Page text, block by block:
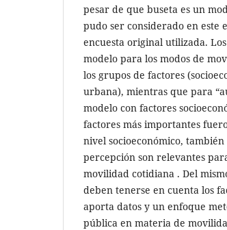
pesar de que buseta es un
pudo ser considerado en este
encuesta original utilizada.
modelo para los modos de
los grupos de factores
urbana), mientras que para
modelo con factores
factores más importantes
nivel socioeconómico,
percepción son relevantes
movilidad cotidiana . Del
deben tenerse en cuenta los
aporta datos y un enfoque
pública en materia de